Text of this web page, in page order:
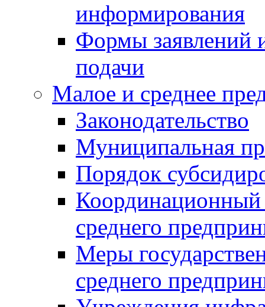
информирования
Формы заявлений
подачи
Малое и среднее
Законодательство
Муниципальная
Порядок
Координационный
среднего
Меры
среднего